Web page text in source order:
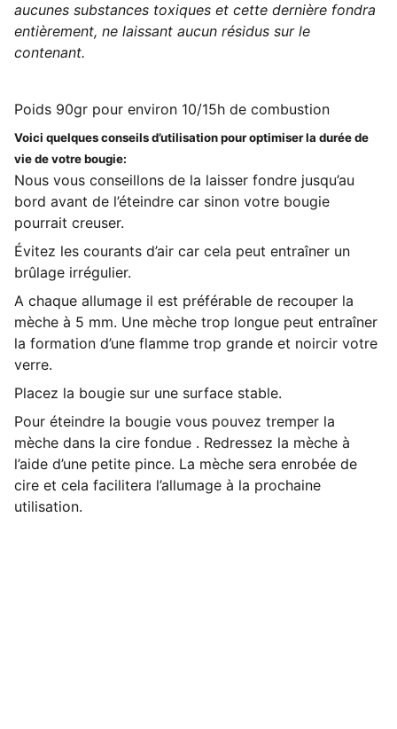
aucunes substances toxiques et cette dernière fondra
entièrement, ne laissant aucun résidus sur le
contenant.
Poids 90gr pour environ 10/15h de combustion
Voici quelques conseils d’utilisation pour optimiser la durée de
vie de votre bougie:
Nous vous conseillons de la laisser fondre jusqu’au
bord avant de l’éteindre car sinon votre bougie
pourrait creuser.
Évitez les courants d’air car cela peut entraîner un
brûlage irrégulier.
A chaque allumage il est préférable de recouper la
mèche à 5 mm. Une mèche trop longue peut entraîner
la formation d’une flamme trop grande et noircir votre
verre.
Placez la bougie sur une surface stable.
Pour éteindre la bougie vous pouvez tremper la
mèche dans la cire fondue . Redressez la mèche à
l’aide d’une petite pince. La mèche sera enrobée de
cire et cela facilitera l’allumage à la prochaine
utilisation.